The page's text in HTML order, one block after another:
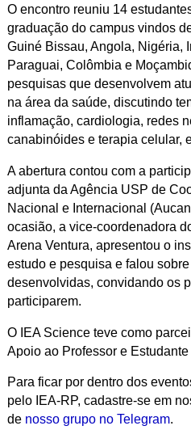
O encontro reuniu 14
graduação do campus vindos
Guiné Bissau, Angola, Nigéria,
Paraguai, Colômbia e
pesquisas que desenvolvem
na área da saúde, discutindo
inflamação, cardiologia, redes
canabinóides e terapia celular,
A abertura contou com a
adjunta da Agência USP de
Nacional e Internacional
ocasião, a vice-coordenadora
Arena Ventura, apresentou o
estudo e pesquisa e falou
desenvolvidas, convidando os
participarem.
O IEA Science teve como
Apoio ao Professor e
Para ficar por dentro dos
pelo IEA-RP, cadastre-se em
de nosso grupo no Telegram.